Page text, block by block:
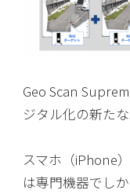
Geo Scan
ジタル化の新た
スマホ（iPhone
は専門機器でし